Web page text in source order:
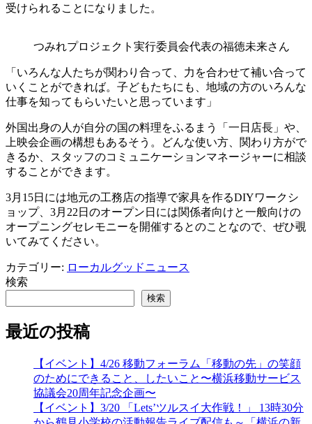
受けられることになりました。
つみれプロジェクト実行委員会代表の福徳未来さん
「いろんな人たちが関わり合って、力を合わせて補い合って
いくことができれば。子どもたちにも、地域の方のいろんな
仕事を知ってもらいたいと思っています」
外国出身の人が自分の国の料理をふるまう「一日店長」や、
上映会企画の構想もあるそう。どんな使い方、関わり方がで
きるか、スタッフのコミュニケーションマネージャーに相談
することができます。
3月15日には地元の工務店の指導で家具を作るDIYワークシ
ョップ、3月22日のオープン日には関係者向けと一般向けの
オープニングセレモニーを開催するとのことなので、ぜひ覗
いてみてください。
カテゴリー: ローカルグッドニュース
検索
検索
最近の投稿
【イベント】4/26 移動フォーラム「移動の先」の笑顔
のためにできること、したいこと〜横浜移動サービス
協議会20周年記念企画〜
【イベント】3/20 「Lets’ツルスイ大作戦！」 13時30分